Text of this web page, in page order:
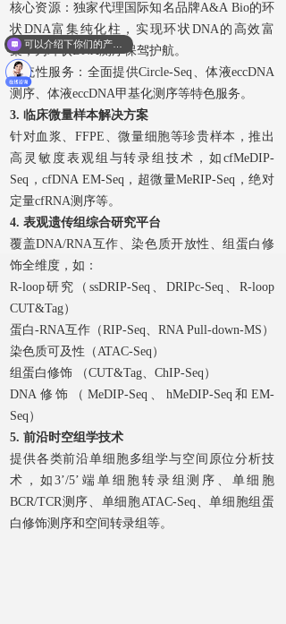
核心资源：独家代理国际知名品牌A&A Bio的环
状DNA富集纯化柱，实现环状DNA的高效富
集，为环状DNA测序保驾护航。
系统性服务：全面提供Circle-Seq、体液eccDNA
测序、体液eccDNA甲基化测序等特色服务。
3. 临床微量样本解决方案
针对血浆、FFPE、微量细胞等珍贵样本，推出
高灵敏度表观组与转录组技术，如cfMeDIP-
Seq，cfDNA EM-Seq，超微量MeRIP-Seq，绝对
定量cfRNA测序等。
4. 表观遗传组综合研究平台
覆盖DNA/RNA互作、染色质开放性、组蛋白修
饰全维度，如：
R-loop研究（ssDRIP-Seq、DRIPc-Seq、R-loop
CUT&Tag）
蛋白-RNA互作（RIP-Seq、RNA Pull-down-MS）
染色质可及性（ATAC-Seq）
组蛋白修饰 （CUT&Tag、ChIP-Seq）
DNA修饰（MeDIP-Seq、hMeDIP-Seq和EM-
Seq）
5. 前沿时空组学技术
提供各类前沿单细胞多组学与空间原位分析技
术，如3’/5’端单细胞转录组测序、单细胞
BCR/TCR测序、单细胞ATAC-Seq、单细胞组蛋
白修饰测序和空间转录组等。
可以介绍下你们的产品么？